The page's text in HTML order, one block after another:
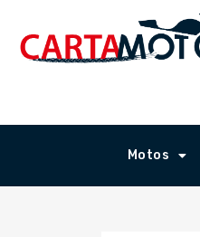
contenido
Motos